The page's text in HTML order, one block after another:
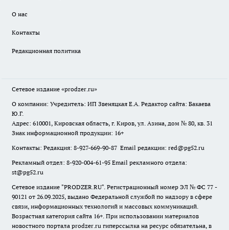
О нас
Контакты
Редакционная политика
Сетевое издание «prodzer.ru»
О компании: Учредитель: ИП Звеняцкая Е.А. Редактор сайта: Бакаева
Ю.Г.
Адрес: 610001, Кировская область, г. Киров, ул. Азина, дом № 80, кв. 31
Знак информационной продукции: 16+
Контакты: Редакция: 8-927-669-90-87 Email редакции: red@pg52.ru
Рекламный отдел: 8-920-004-61-95 Email рекламного отдела:
st@pg52.ru
Сетевое издание "PRODZER.RU". Регистрационный номер ЭЛ № ФС 77 -
90121 от 26.09.2025, выдано Федеральной службой по надзору в сфере
связи, информационных технологий и массовых коммуникаций.
Возрастная категория сайта 16+. При использовании материалов
новостного портала prodzer.ru гиперссылка на ресурс обязательна, в